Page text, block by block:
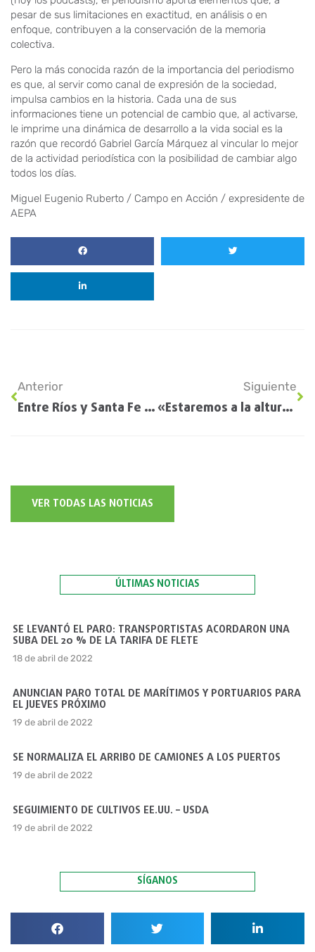
pesar de sus limitaciones en exactitud, en análisis o en
enfoque, contribuyen a la conservación de la memoria
colectiva.
Pero la más conocida razón de la importancia del periodismo
es que, al servir como canal de expresión de la sociedad,
impulsa cambios en la historia. Cada una de sus
informaciones tiene un potencial de cambio que, al activarse,
le imprime una dinámica de desarrollo a la vida social es la
razón que recordó Gabriel García Márquez al vincular lo mejor
de la actividad periodística con la posibilidad de cambiar algo
todos los días.
Miguel Eugenio Ruberto / Campo en Acción / expresidente de
AEPA
Anterior
Entre Ríos y Santa Fe están con los peores rindes previstos
Siguiente
«Estaremos a la altura de las circunstancias»
VER TODAS LAS NOTICIAS
ÚLTIMAS NOTICIAS
SE LEVANTÓ EL PARO: TRANSPORTISTAS ACORDARON UNA
SUBA DEL 20 % DE LA TARIFA DE FLETE
18 de abril de 2022
ANUNCIAN PARO TOTAL DE MARÍTIMOS Y PORTUARIOS PARA
EL JUEVES PRÓXIMO
19 de abril de 2022
SE NORMALIZA EL ARRIBO DE CAMIONES A LOS PUERTOS
19 de abril de 2022
SEGUIMIENTO DE CULTIVOS EE.UU. – USDA
19 de abril de 2022
SÍGANOS